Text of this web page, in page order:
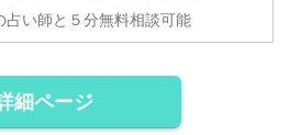
占い師と５分無料相談可能
細ページ